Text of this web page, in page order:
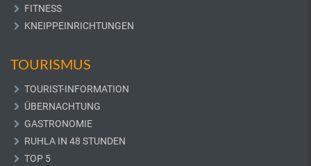
FITNESS
KNEIPPEINRICHTUNGEN
TOURISMUS
TOURIST-INFORMATION
ÜBERNACHTUNG
GASTRONOMIE
RUHLA IN 48 STUNDEN
TOP 5